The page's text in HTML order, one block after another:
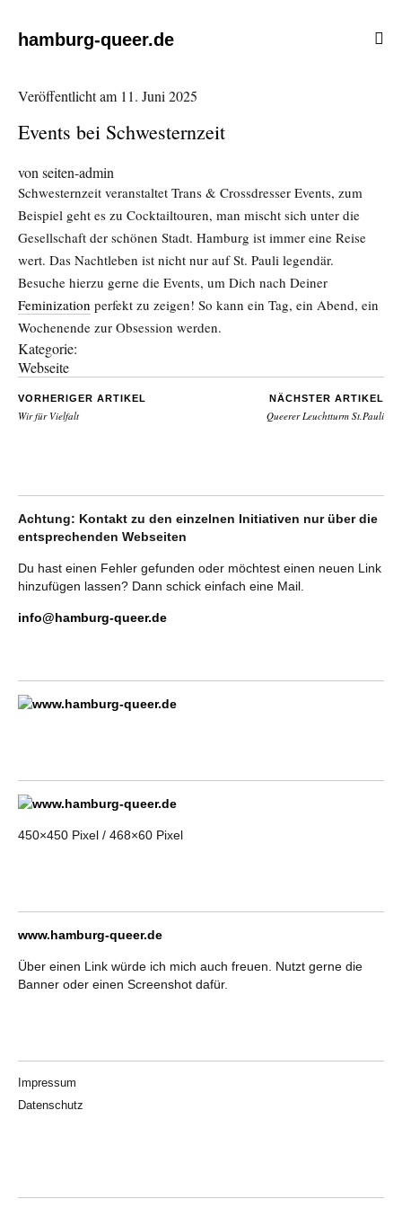
hamburg-queer.de
Veröffentlicht am 11. Juni 2025
Events bei Schwesternzeit
von seiten-admin
Schwesternzeit veranstaltet Trans & Crossdresser Events, zum
Beispiel geht es zu Cocktailtouren, man mischt sich unter die
Gesellschaft der schönen Stadt. Hamburg ist immer eine Reise
wert. Das Nachtleben ist nicht nur auf St. Pauli legendär.
Besuche hierzu gerne die Events, um Dich nach Deiner
Feminization perfekt zu zeigen! So kann ein Tag, ein Abend, ein
Wochenende zur Obsession werden.
Kategorie:
Webseite
VORHERIGER ARTIKEL
Wir für Vielfalt
NÄCHSTER ARTIKEL
Queerer Leuchtturm St.Pauli
Achtung: Kontakt zu den einzelnen Initiativen nur über die
entsprechenden Webseiten
Du hast einen Fehler gefunden oder möchtest einen neuen Link
hinzufügen lassen? Dann schick einfach eine Mail.
info@hamburg-queer.de
450×450 Pixel / 468×60 Pixel
www.hamburg-queer.de
Über einen Link würde ich mich auch freuen. Nutzt gerne die
Banner oder einen Screenshot dafür.
Impressum
Datenschutz